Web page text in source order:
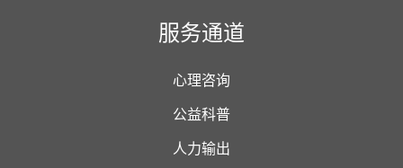
服务通道
心理咨询
公益科普
人力输出